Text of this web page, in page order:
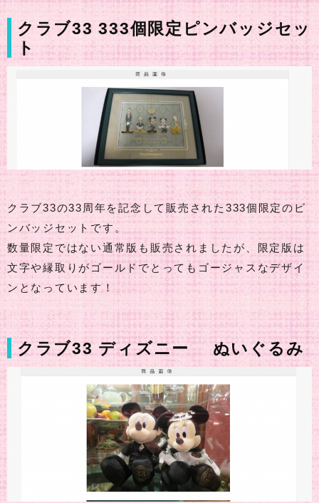
クラブ33 333個限定ピンバッジセッ
ト
クラブ33の33周年を記念して販売された333個限定のピ
ンバッジセットです。
数量限定ではない通常版も販売されましたが、限定版は
文字や縁取りがゴールドでとってもゴージャスなデザイ
ンとなっています！
クラブ33 ディズニー ぬいぐるみ